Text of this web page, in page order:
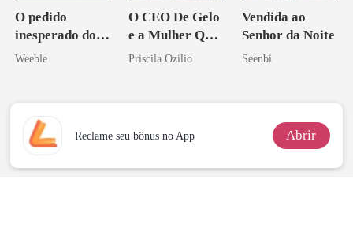
O pedido
inesperado do
meu chefe
Weeble
O CEO De Gelo
e a Mulher Que
Ele Jurou Odiar
Priscila Ozilio
Vendida ao
Senhor da Noite
Seenbi
Reclame seu bônus no App Abrir